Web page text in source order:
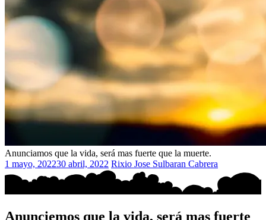
Anunciamos que la vida, será mas fuerte que la muerte.
1 mayo, 202230 abril, 2022 Rixio Jose Sulbaran Cabrera
Anunciemos que la vida, será mas fuerte